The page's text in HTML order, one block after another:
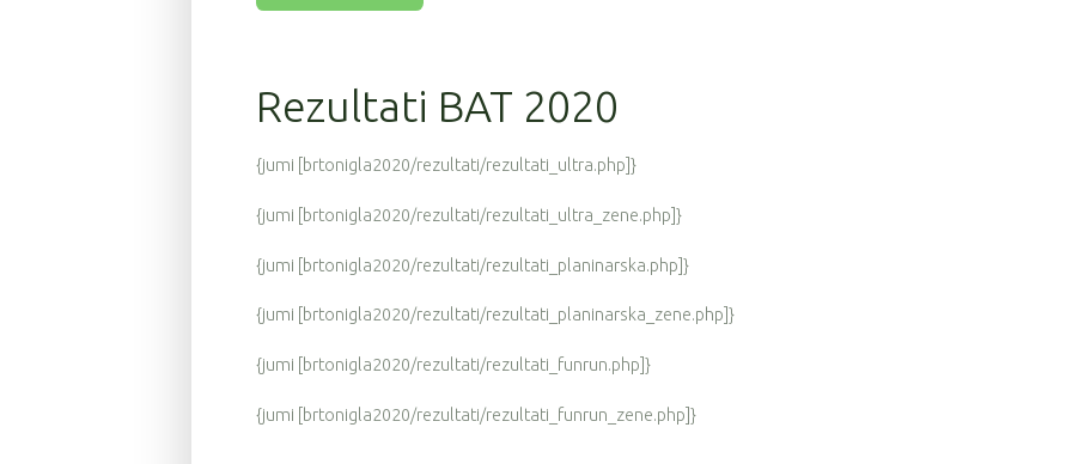
Rezultati BAT 2020
{jumi [brtonigla2020/rezultati/rezultati_ultra.php]}
{jumi [brtonigla2020/rezultati/rezultati_ultra_zene.php]}
{jumi [brtonigla2020/rezultati/rezultati_planinarska.php]}
{jumi [brtonigla2020/rezultati/rezultati_planinarska_zene.php]}
{jumi [brtonigla2020/rezultati/rezultati_funrun.php]}
{jumi [brtonigla2020/rezultati/rezultati_funrun_zene.php]}